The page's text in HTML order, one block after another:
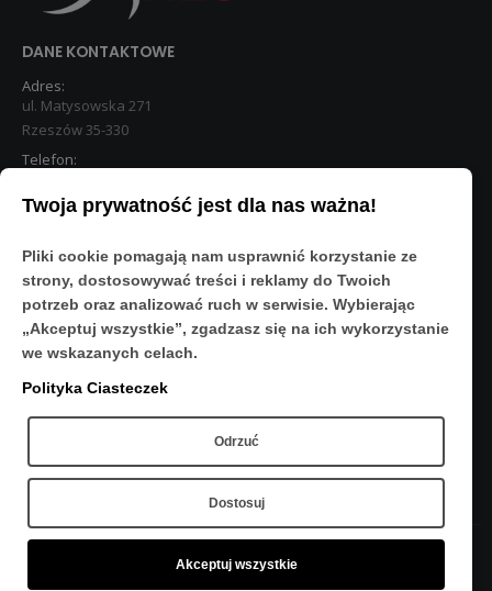
DANE KONTAKTOWE
Adres:
ul. Matysowska 271
Rzeszów 35-330
Telefon:
STREFA KLIENTA
Moje konto
O Nas
Polityka prywatności
Regulamin
FAQ
OBSERWUJ NAS
Copyright © 2020 - Sport-Res - Wszelkie prawa zastrzeżone.
Twoja prywatność jest dla nas ważna!
Pliki cookie pomagają nam usprawnić korzystanie ze
strony, dostosowywać treści i reklamy do Twoich
potrzeb oraz analizować ruch w serwisie. Wybierając
„Akceptuj wszystkie”, zgadzasz się na ich wykorzystanie
we wskazanych celach.
Polityka Ciasteczek
Odrzuć
Dostosuj
Akceptuj wszystkie